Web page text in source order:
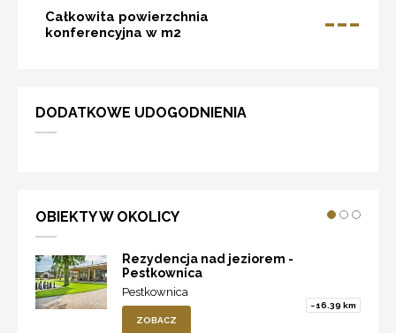
Całkowita powierzchnia
konferencyjna w m2
---
DODATKOWE UDOGODNIENIA
OBIEKTY W OKOLICY
Rezydencja nad jeziorem -
Pestkownica
Pestkownica
~16.39 km
ZOBACZ